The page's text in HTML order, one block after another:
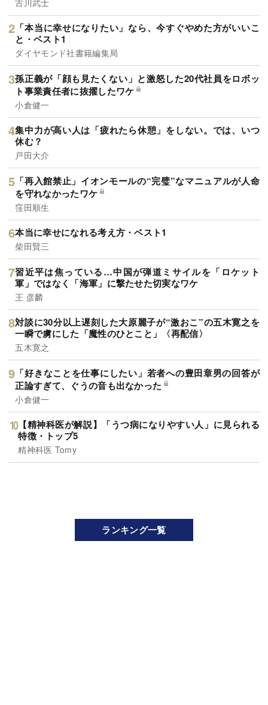
「本当に幸せになりたい」なら、今すぐやめた方がいいこ
と・ベスト1
ダイヤモンド社書籍編集局
孫正義が「顔も見たくない」と激怒した20代社員をロボッ
ト事業責任者に抜擢したワケ
小倉健一
集中力が高い人は「疲れたら休憩」をしない。では、いつ
休む？
戸田大介
「再入館禁止」イオンモールの“完璧”なマニュアルが人命
を守れなかったワケ
窪田順生
本当に幸せになれる考え方・ベスト1
柴田賢三
習近平は焦っている…中国が弾道ミサイルを「ロケット
軍」ではなく「海軍」に撃たせた切実なワケ
王 彦麟
対談に30分以上遅刻した大原麗子が“激おこ”の五木寛之を
一瞬で虜にした「魔性のひとこと」〈再配信〉
五木寛之
「好きなことを仕事にしたい」若者への豊田章男の回答が
正論すぎて、ぐうの音も出なかった
小倉健一
【精神科医が解説】「うつ病になりやすい人」に見られる
特徴・トップ5
精神科医 Tomy
ランキング一覧